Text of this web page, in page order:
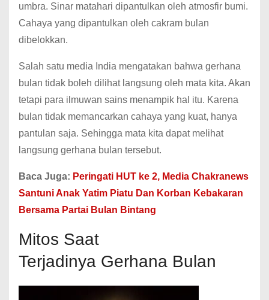
umbra. Sinar matahari dipantulkan oleh atmosfir bumi.
Cahaya yang dipantulkan oleh cakram bulan
dibelokkan.
Salah satu media India mengatakan bahwa gerhana
bulan tidak boleh dilihat langsung oleh mata kita. Akan
tetapi para ilmuwan sains menampik hal itu. Karena
bulan tidak memancarkan cahaya yang kuat, hanya
pantulan saja. Sehingga mata kita dapat melihat
langsung gerhana bulan tersebut.
Baca Juga: Peringati HUT ke 2, Media Chakranews
Santuni Anak Yatim Piatu Dan Korban Kebakaran
Bersama Partai Bulan Bintang
Mitos Saat
Terjadinya Gerhana Bulan